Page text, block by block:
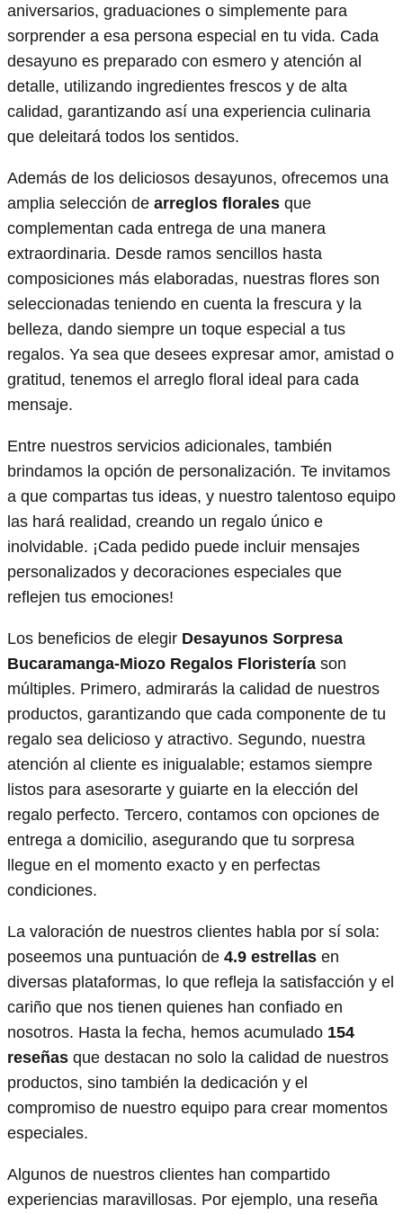
aniversarios, graduaciones o simplemente para
sorprender a esa persona especial en tu vida. Cada
desayuno es preparado con esmero y atención al
detalle, utilizando ingredientes frescos y de alta
calidad, garantizando así una experiencia culinaria
que deleitará todos los sentidos.
Además de los deliciosos desayunos, ofrecemos una
amplia selección de arreglos florales que
complementan cada entrega de una manera
extraordinaria. Desde ramos sencillos hasta
composiciones más elaboradas, nuestras flores son
seleccionadas teniendo en cuenta la frescura y la
belleza, dando siempre un toque especial a tus
regalos. Ya sea que desees expresar amor, amistad o
gratitud, tenemos el arreglo floral ideal para cada
mensaje.
Entre nuestros servicios adicionales, también
brindamos la opción de personalización. Te invitamos
a que compartas tus ideas, y nuestro talentoso equipo
las hará realidad, creando un regalo único e
inolvidable. ¡Cada pedido puede incluir mensajes
personalizados y decoraciones especiales que
reflejen tus emociones!
Los beneficios de elegir Desayunos Sorpresa
Bucaramanga-Miozo Regalos Floristería son
múltiples. Primero, admirarás la calidad de nuestros
productos, garantizando que cada componente de tu
regalo sea delicioso y atractivo. Segundo, nuestra
atención al cliente es inigualable; estamos siempre
listos para asesorarte y guiarte en la elección del
regalo perfecto. Tercero, contamos con opciones de
entrega a domicilio, asegurando que tu sorpresa
llegue en el momento exacto y en perfectas
condiciones.
La valoración de nuestros clientes habla por sí sola:
poseemos una puntuación de 4.9 estrellas en
diversas plataformas, lo que refleja la satisfacción y el
cariño que nos tienen quienes han confiado en
nosotros. Hasta la fecha, hemos acumulado 154
reseñas que destacan no solo la calidad de nuestros
productos, sino también la dedicación y el
compromiso de nuestro equipo para crear momentos
especiales.
Algunos de nuestros clientes han compartido
experiencias maravillosas. Por ejemplo, una reseña